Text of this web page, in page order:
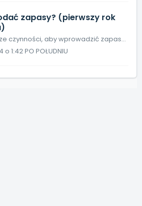
zapasy? (pierwszy rok
Wykonaj poniższe czynności, aby wprowadzić zapasy. W pierwszych miesiącach nowego roku kalendarzowego rejestrujesz, które pestycydy i nawozy masz w magazyni...
1:42 PO POŁUDNIU